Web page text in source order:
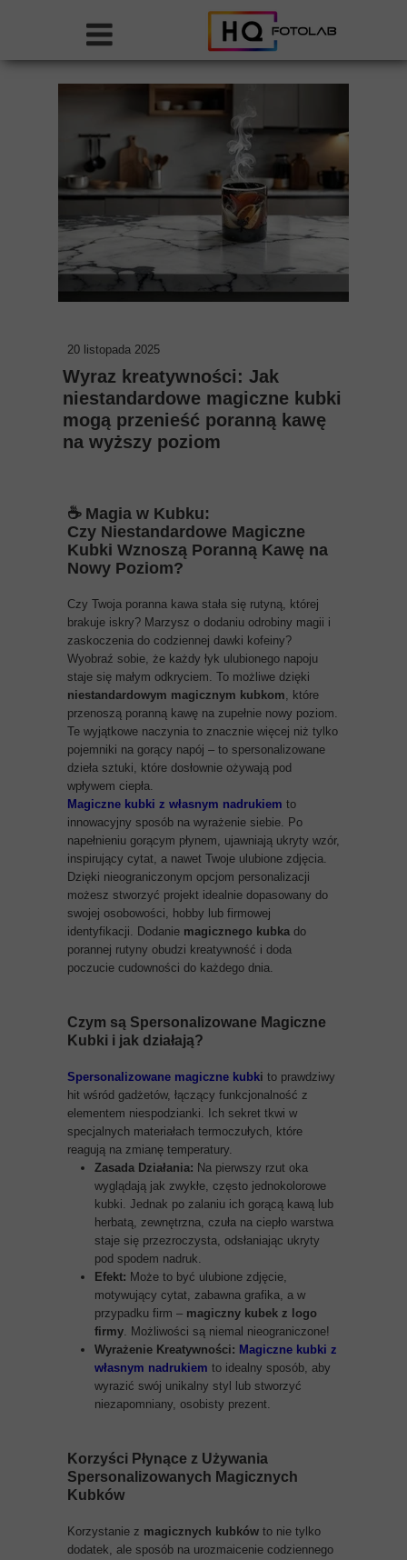
20 listopada 2025
Wyraz kreatywności: Jak
niestandardowe magiczne kubki
mogą przenieść poranną kawę
na wyższy poziom
☕ Magia w Kubku:
Czy Niestandardowe Magiczne
Kubki Wznoszą Poranną Kawę na
Nowy Poziom?
Czy Twoja poranna kawa stała się rutyną, której
brakuje iskry? Marzysz o dodaniu odrobiny magii i
zaskoczenia do codziennej dawki kofeiny?
Wyobraź sobie, że każdy łyk ulubionego napoju
staje się małym odkryciem. To możliwe dzięki
niestandardowym magicznym kubkom, które
przenoszą poranną kawę na zupełnie nowy poziom.
Te wyjątkowe naczynia to znacznie więcej niż tylko
pojemniki na gorący napój – to spersonalizowane
dzieła sztuki, które dosłownie ożywają pod
wpływem ciepła.
Magiczne kubki z własnym nadrukiem to
innowacyjny sposób na wyrażenie siebie. Po
napełnieniu gorącym płynem, ujawniają ukryty wzór,
inspirujący cytat, a nawet Twoje ulubione zdjęcia.
Dzięki nieograniczonym opcjom personalizacji
możesz stworzyć projekt idealnie dopasowany do
swojej osobowości, hobby lub firmowej
identyfikacji. Dodanie magicznego kubka do
porannej rutyny obudzi kreatywność i doda
poczucie cudowności do każdego dnia.
Czym są Spersonalizowane Magiczne
Kubki i jak działają?
Spersonalizowane magiczne kubki to prawdziwy
hit wśród gadżetów, łączący funkcjonalność z
elementem niespodzianki. Ich sekret tkwi w
specjalnych materiałach termoczułych, które
reagują na zmianę temperatury.
Zasada Działania: Na pierwszy rzut oka
wyglądają jak zwykłe, często jednokolorowe
kubki. Jednak po zalaniu ich gorącą kawą lub
herbatą, zewnętrzna, czuła na ciepło warstwa
staje się przezroczysta, odsłaniając ukryty
pod spodem nadruk.
Efekt: Może to być ulubione zdjęcie,
motywujący cytat, zabawna grafika, a w
przypadku firm – magiczny kubek z logo
firmy. Możliwości są niemal nieograniczone!
Wyrażenie Kreatywności: Magiczne kubki z
własnym nadrukiem to idealny sposób, aby
wyrazić swój unikalny styl lub stworzyć
niezapomniany, osobisty prezent.
Korzyści Płynące z Używania
Spersonalizowanych Magicznych
Kubków
Korzystanie z magicznych kubków to nie tylko
dodatek, ale sposób na urozmaicenie codziennego